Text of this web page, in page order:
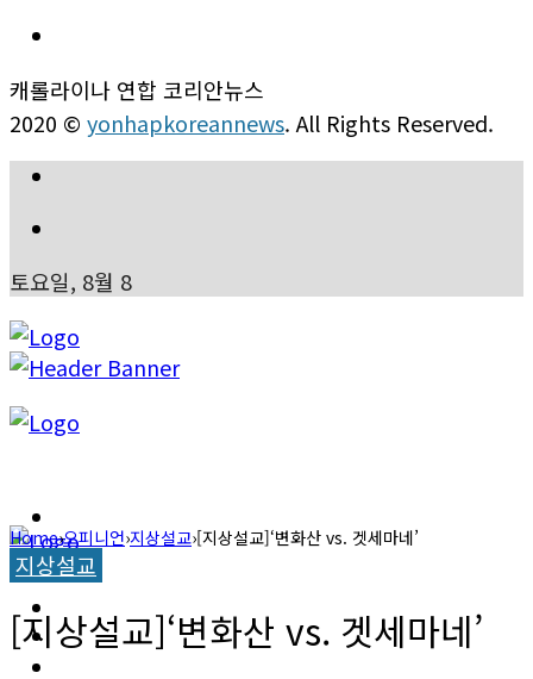
캐롤라이나 연합 코리안뉴스
2020 © yonhapkoreannews. All Rights Reserved.
토요일, 8월 8
교계소식
한인타운 소식
캐롤라이나 뉴스
Home›오피니언›지상설교›[지상설교]‘변화산 vs. 겟세마네’
지상설교
[지상설교]‘변화산 vs. 겟세마네’